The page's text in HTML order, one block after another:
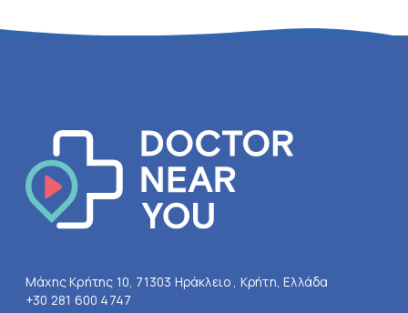
Μάχης Κρήτης 10, 71303 Ηράκλειο , Κρήτη, Ελλάδα
+30 281 600 4747